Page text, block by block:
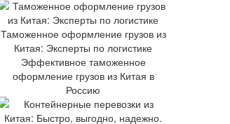
Таможенное оформление грузов из
Китая: Эксперты по логистике
Эффективное таможенное
оформление грузов из Китая в
Россию